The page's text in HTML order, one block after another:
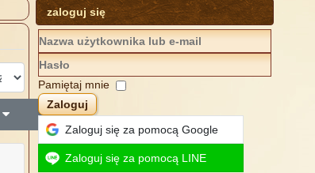
zaloguj się
Pamiętaj mnie
Zaloguj
Zaloguj się za pomocą Google
Zaloguj się za pomocą LINE